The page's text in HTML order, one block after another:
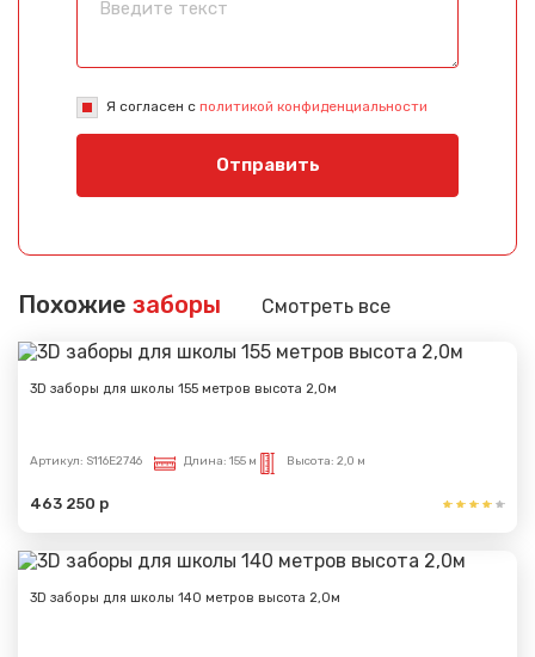
Я согласен с политикой конфиденциальности
Отправить
Похожие заборы Смотреть все
3D заборы для школы 155 метров высота 2,0м
Артикул: S116E2746 Длина: 155 м Высота: 2,0 м
463 250 р
3D заборы для школы 140 метров высота 2,0м